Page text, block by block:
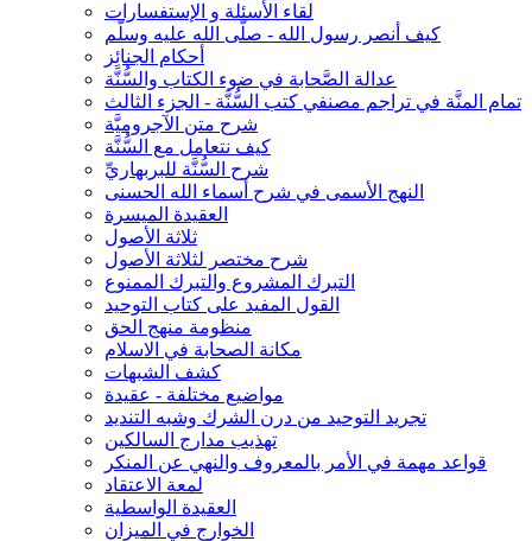
لقاء الأسئلة و الإستفسارات
كيف أنصر رسول الله - صلّى الله عليه وسلّم
أحكام الجنائِز
عدالة الصَّحابة في ضوء الكتاب والسُّنَّة
تمام المنَّة في تراجم مصنفي كتب السُّنَّة - الجزء الثالث
شرح متن الآجروميَّة
كيف نتعامل مع السُّنَّة
شرح السُّنَّة للبربهاريِّ
النهج الأسمى في شرح أسماء الله الحسنى
العقيدة الميسرة
ثلاثة الأصول
شرح مختصر لثلاثة الأصول
التبرك المشروع والتبرك الممنوع
القول المفيد على كتاب التوحيد
منظومة منهج الحق
مكانة الصحابة في الاسلام
كشف الشبهات
مواضيع مختلفة - عقيدة
تجريد التوحيد من درن الشرك وشبه التنديد
تهذيب مدارج السالكين
قواعد مهمة في الأمر بالمعروف والنهي عن المنكر
لمعة الاعتقاد
العقيدة الواسطية
الخوارج في الميزان